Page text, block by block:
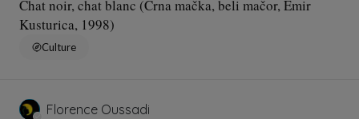
Chat noir, chat blanc (Crna mačka, beli mačor, Emir
Kusturica, 1998)
Culture
Florence Oussadi